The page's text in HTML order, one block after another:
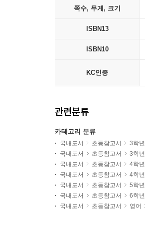
쪽수, 무게, 크기
ISBN13
ISBN10
KC인증
관련분류
카테고리 분류
국내도서 초등참고서 3학년
국내도서
초등참고서
3학년
국내도서
초등참고서 4학년
국내도서
초등참고서
4학년
국내도서
초등참고서 5학년
국내도서
초등참고서 6학년
국내도서
초등참고서 영어